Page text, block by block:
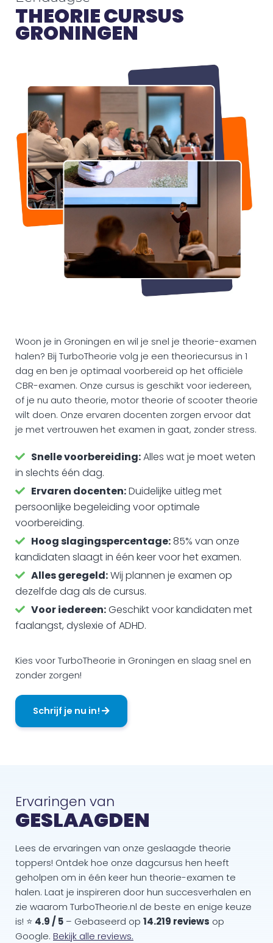
THEORIE CURSUS
GRONINGEN
Woon je in Groningen en wil je snel je theorie-examen
halen? Bij TurboTheorie volg je een theoriecursus in 1
dag en ben je optimaal voorbereid op het officiële
CBR-examen. Onze cursus is geschikt voor iedereen,
of je nu auto theorie, motor theorie of scooter theorie
wilt doen. Onze ervaren docenten zorgen ervoor dat
je met vertrouwen het examen in gaat, zonder stress.
Snelle voorbereiding:Alles wat je moet weten
in slechts één dag.
Ervaren docenten:Duidelijke uitleg met
persoonlijke begeleiding voor optimale
voorbereiding.
Hoog slagingspercentage:85% van onze
kandidaten slaagt in één keer voor het examen.
Alles geregeld:Wij plannen je examen op
dezelfde dag als de cursus.
Voor iedereen:Geschikt voor kandidaten met
faalangst, dyslexie of ADHD.
Kies voor TurboTheorie in Groningen en slaag snel en
zonder zorgen!
Schrijf je nu in!
Ervaringen van
GESLAAGDEN
Lees de ervaringen van onze geslaagde theorie
toppers! Ontdek hoe onze dagcursus hen heeft
geholpen om in één keer hun theorie-examen te
halen. Laat je inspireren door hun succesverhalen en
zie waarom TurboTheorie.nl de beste en enige keuze
is! ⭐ 4.9 / 5 – Gebaseerd op 14.219 reviews op
Google. Bekijk alle reviews.